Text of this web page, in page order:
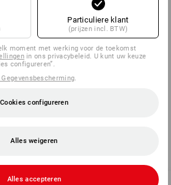
kleur
€ 76,11€ 44,76
(incl. BTW)
Particuliere klant
(prijzen incl. BTW)
moment met werking voor de toekomst
in ons privacybeleid. U kunt uw keuze
configureren”.
Gegevensbescherming
Cookies configureren
Alles weigeren
Alles accepteren